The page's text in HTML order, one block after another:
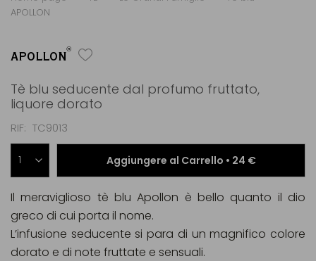
APOLLON
APOLLON®
Tè blu seducente dal profumo fruttato,
liquore dorato
RIF TC9013
Aggiungere al Carrello • 24 €
Il meraviglioso tè blu Apollon è bello quanto il dio
greco di cui porta il nome.
L’infusione seducente si para di un magnifico colore
dorato e di note fruttate e sensuali.